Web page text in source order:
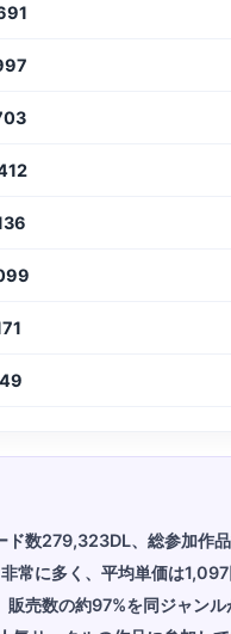
数279,323DL、総参加作
常に多く、平均単価は1,097
売数の約97%を同ジャンル